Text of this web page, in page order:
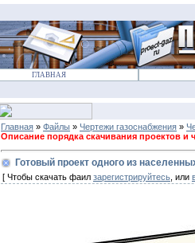
ГЛАВНАЯ
Главная » Файлы » Чертежи газоснабжения »
Описание порядка скачивания проектов и
Готовый проект одного из
[ Чтобы скачать фаил зарегистрируйтесь , или